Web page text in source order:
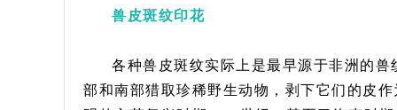
兽皮斑纹印花
各种兽皮斑纹实际上是最早源于非洲的
部和南部猎取珍稀野生动物，剥下它们的皮